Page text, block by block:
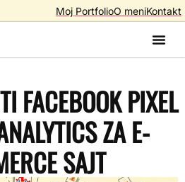
Moj PortfolioO meniKontakt
FACEBOOK PIXEL
ZA E-
SAJT